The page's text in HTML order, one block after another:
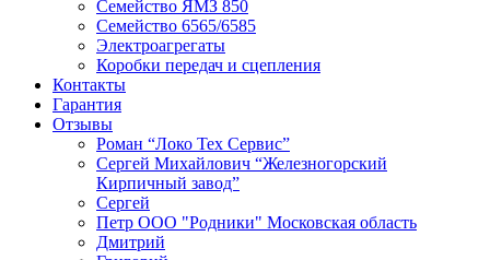
Семейство ЯМЗ 850
Семейство 6565/6585
Электроагрегаты
Коробки передач и сцепления
Контакты
Гарантия
Отзывы
Роман “Локо Тех Сервис”
Сергей Михайлович “Железногорский
Кирпичный завод”
Сергей
Петр ООО "Родники" Московская область
Дмитрий